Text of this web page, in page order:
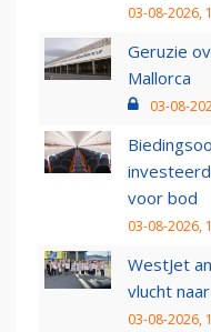
03-08-2026,
Geruzie
Mallorca
03-08-
voor bod
03-08-2026,
WestJet
vlucht
03-08-2026,